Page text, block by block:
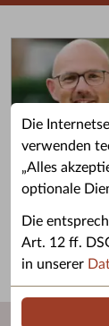
Die
verwenden
„Alles
optionale
Die
Art. 12 ff.
in unserer
Grußwort des